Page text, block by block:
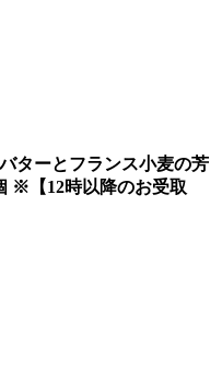
ターとフランス小麦の芳
※【12時以降のお受取